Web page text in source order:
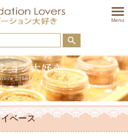
Menu
ベース